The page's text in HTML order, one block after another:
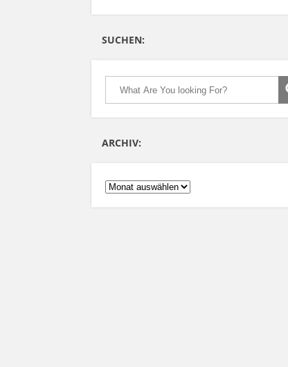
SUCHEN:
ARCHIV:
ARCHIV: